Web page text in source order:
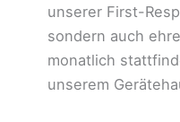
unserer First-
sondern auch
monatlich
unserem